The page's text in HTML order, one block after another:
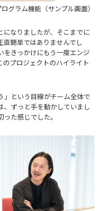
グラム機能（サンプル画面）
なりましたが、 そこまでに
簡単ではありませんでし
をきっかけにもう一度エンジ
プロジェクトのハイライト
」という目線がチーム全体で
、ずっと手を動かしていまし
た感じでした。